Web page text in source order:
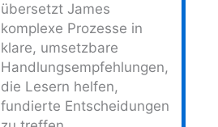
übersetzt James
komplexe Prozesse in
klare, umsetzbare
Handlungsempfehlungen,
die Lesern helfen,
fundierte Entscheidungen